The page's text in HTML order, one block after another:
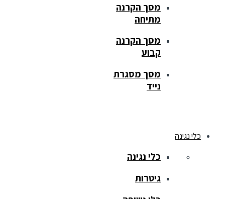
מסך הקרנה
מתיחה
מסך הקרנה
קבוע
מסך מסגרת
נייד
כלי נגינה
כלי נגינה
גיטרות